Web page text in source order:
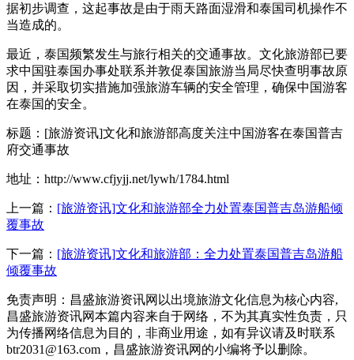
据初步调查，这起事故是由于雨天路面湿滑和泰国司机操作不
当造成的。
最近，泰国频繁发生与旅行相关的交通事故。文化旅游部已要
求中国驻泰国办事处联系并敦促泰国旅游当局尽快查明事故原
因，并采取切实措施加强旅游车辆的安全管理，确保中国游客
在泰国的安全。
标题：[旅游资讯]文化和旅游部高度关注中国游客在泰国普吉
府交通事故
地址：http://www.cfjyjj.net/lywh/1784.html
上一篇： [旅游资讯]文化和旅游部全力处置泰国普吉岛游船倾
覆事故
下一篇： [旅游资讯]文化和旅游部：全力处置泰国普吉岛游船
倾覆事故
免责声明：昌盛旅游资讯网以出境旅游文化信息为核心内容,
昌盛旅游资讯网本篇内容来自于网络，不为其真实性负责，只
为传播网络信息为目的，非商业用途，如有异议请及时联系
btr2031@163.com，昌盛旅游资讯网的小编将予以删除。